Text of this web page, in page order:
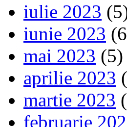
iulie 2023
iunie 2023
mai 2023 (5)
aprilie 2023
martie 2023
februarie